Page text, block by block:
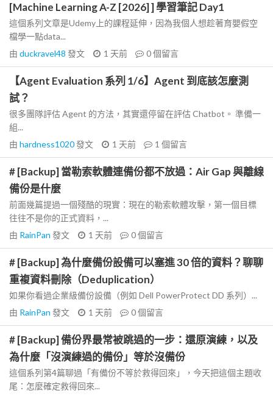
[Machine Learning A-Z [2026] ] 學習筆記 Day1
這個系列文章是Udemy上的課程延伸，因為我個人想趁著育嬰假空
檔學一點data...
由 duckravel48 發文 1 天前 0個留言
【Agent Evaluation 系列 1/6】Agent 到底該怎麼測
試？
很多團隊評估 Agent 的方法，其實還停留在評估 Chatbot。 準備一
組...
由 hardness1020發文 1 天前 1 個留言
# [Backup] 當勒索軟體連備份都不放過：Air Gap 與離線
備份是什麼
前面幾篇提過一個殘酷的現實：現在的勒索軟體攻擊，第一個目標
往往不是你的正式資料，...
由 RainPan 發文 1 天前 0個留言
# [Backup] 為什麼備份設備可以塞進 30 倍的資料？聊聊
重複資料刪除（Deduplication）
如果你看過企業級備份設備（例如 Dell PowerProtect DD 系列）...
由 RainPan 發文 1 天前 0個留言
# [Backup] 備份界最常被跳過的一步：還原演練，以及
為什麼「沒演練過的備份」等於沒備份
這個系列第4篇聊過「有備份不等於救得回來」，今天把這個主題收
尾：怎麼確定救得回來...